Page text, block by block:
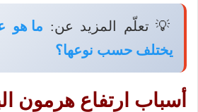
💡 تعلّم المزيد عن: ما هو
يختلف حسب نوعها؟
أسباب ارتفاع هرمون